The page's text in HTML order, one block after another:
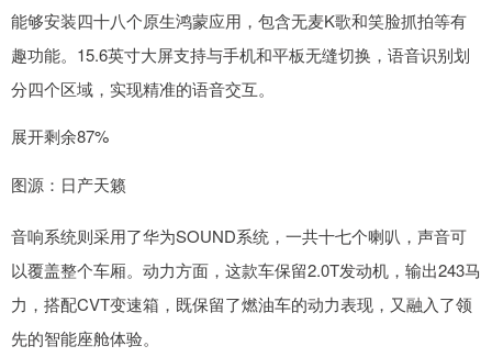
能够安装四十八个原生鸿蒙应用，包含无麦K歌和笑脸抓拍等有
趣功能。15.6英寸大屏支持与手机和平板无缝切换，语音识别划
分四个区域，实现精准的语音交互。
展开剩余87%
图源：日产天籁
音响系统则采用了华为SOUND系统，一共十七个喇叭，声音可
以覆盖整个车厢。动力方面，这款车保留2.0T发动机，输出243马
力，搭配CVT变速箱，既保留了燃油车的动力表现，又融入了领
先的智能座舱体验。